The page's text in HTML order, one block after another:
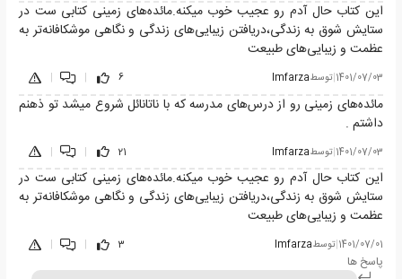
این کتاب حال آدم رو عجیب خوب میکنه.مائده‌های زمینی کتابی ست در
ستایش شوق به زندگی،دریافتن زیبایی‌های زندگی و نگاهی موشکافانه‌تر به
عظمت و زیبایی‌های طبیعت
1401/07/03 توسطImfarza
6
مائده‌های زمینی رو از درس‌های مدرسه که با ناتانائل شروع میشد تو ذهنم
داشتم .
1401/07/03
|توسطImfarza
21
|
|
این کتاب حال آدم رو عجیب خوب میکنه.مائده‌های زمینی کتابی ست در
ستایش شوق به زندگی،دریافتن زیبایی‌های زندگی و نگاهی موشکافانه‌تر به
عظمت و زیبایی‌های طبیعت
1401/07/01 توسطImfarza
3
پاسخ ها